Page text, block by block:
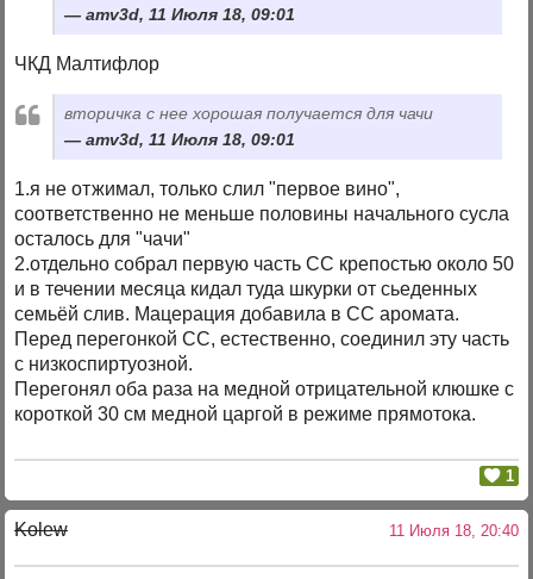
amv3d, 11 Июля 18, 09:01
ЧКД Малтифлор
вторичка с нее хорошая получается для чачи
amv3d, 11 Июля 18, 09:01
1.я не отжимал, только слил "первое вино",
соответственно не меньше половины начального сусла
осталось для "чачи"
2.отдельно собрал первую часть СС крепостью около 50
и в течении месяца кидал туда шкурки от сьеденных
семьёй слив. Мацерация добавила в СС аромата.
Перед перегонкой СС, естественно, соединил эту часть
с низкоспиртуозной.
Перегонял оба раза на медной отрицательной клюшке с
короткой 30 см медной царгой в режиме прямотока.
1
Kolew 11 Июля 18, 20:40